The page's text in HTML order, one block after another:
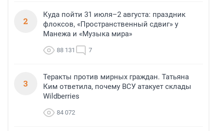
2
Куда пойти 31 июля–2 августа: праздник
флоксов, «Пространственный сдвиг» у
Манежа и «Музыка мира»
88 131 7
3
Теракты против мирных граждан. Татьяна
Ким ответила, почему ВСУ атакует склады
Wildberries
84 072